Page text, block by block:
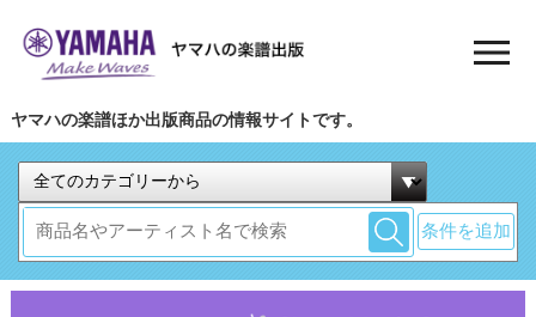
ヤマハの楽譜ほか出版商品の情報サイトです。
条件を追加